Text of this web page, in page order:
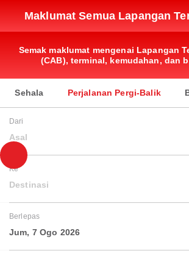
Maklumat Semua Lapangan
Semak maklumat mengenai Lapangan
(CAB), terminal, kemudahan, dan
Sehala Perjalanan Pergi-Balik
Dari
Asal
Ke
Destinasi
Berlepas
Jum, 7 Ogo 2026